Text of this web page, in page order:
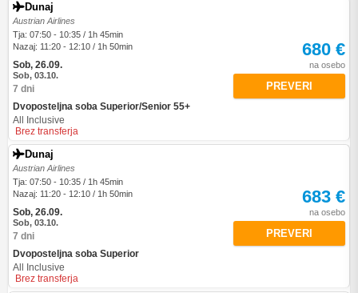
Dunaj
Austrian Airlines
Tja: 07:50 - 10:35 / 1h 45min
Nazaj: 11:20 - 12:10 / 1h 50min
Sob, 26.09.
Sob, 03.10.
7 dni
Dvoposteljna soba Superior/Senior 55+
All Inclusive
Brez transferja
680 €
na osebo
PREVERI
Dunaj
Austrian Airlines
Tja: 07:50 - 10:35 / 1h 45min
Nazaj: 11:20 - 12:10 / 1h 50min
Sob, 26.09.
Sob, 03.10.
7 dni
Dvoposteljna soba Superior
All Inclusive
Brez transferja
683 €
na osebo
PREVERI